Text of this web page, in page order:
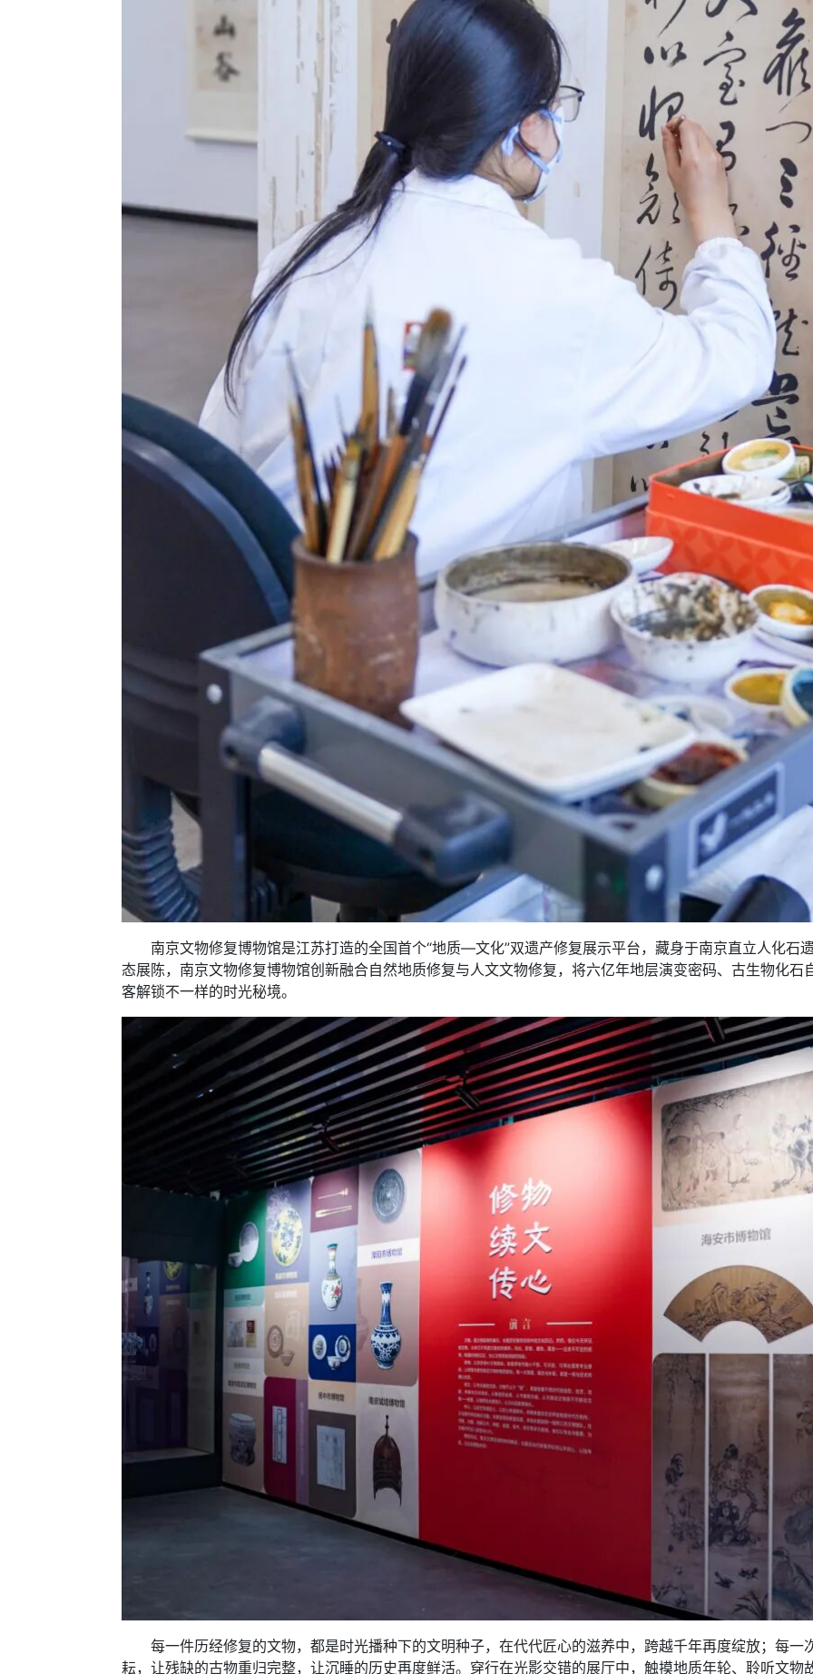
南京文物修复博物馆是江苏打造的全国首个“地质—文化”双遗产修复展示平台，藏身于南京直立人化石
态展陈，南京文物修复博物馆创新融合自然地质修复与人文文物修复，将六亿年地层演变密码、古生物化
客解锁不一样的时光秘境。
每一件历经修复的文物，都是时光播种下的文明种子，在代代匠心的滋养中，跨越千年再度绽放；每一
耘，让残缺的古物重归完整，让沉睡的历史再度鲜活。穿行在光影交错的展厅中，触摸地质年轮、聆听文